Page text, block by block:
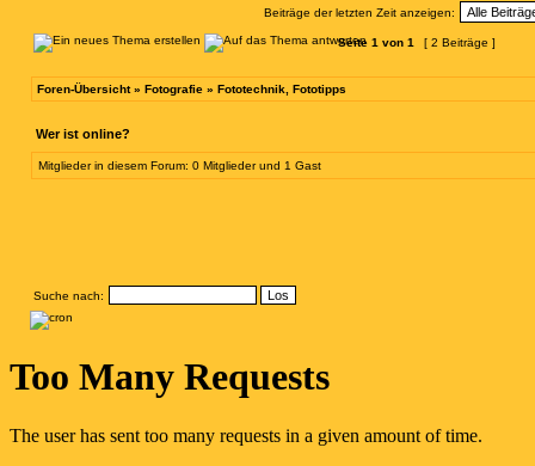
Beiträge der letzten Zeit anzeigen:
Seite 1 von 1 [ 2 Beiträge ]
Foren-Übersicht» Fotografie » Fototechnik, Fototipps
Wer ist online?
Mitglieder in diesem Forum: 0 Mitglieder und 1 Gast
Suche nach: